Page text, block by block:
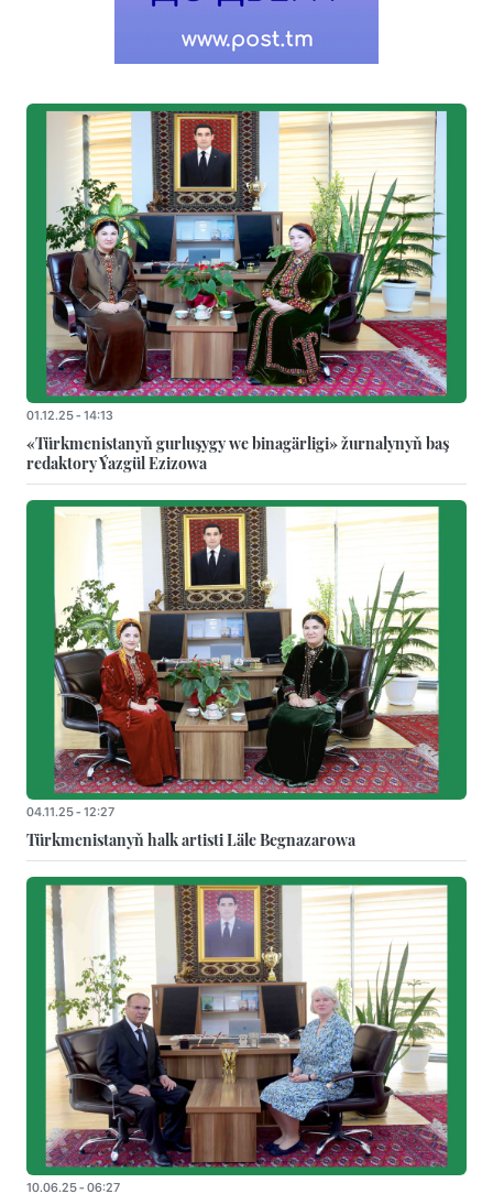
01.12.25 - 14:13
«Türkmenistanyň gurluşygy we binagärligi» žurnalynyň baş
redaktory Ýazgül Ezizowa
04.11.25 - 12:27
Türkmenistanyň halk artisti Läle Begnazarowa
10.06.25 - 06:27